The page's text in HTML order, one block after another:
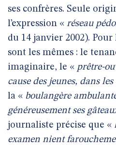
ses confrères. Seule
l’expression « réseau
du 14 janvier 2002).
sont les mêmes : le
imaginaire, le « prêtre-
cause des jeunes, dans
la « boulangère
généreusement ses
journaliste précise que «
examen nient